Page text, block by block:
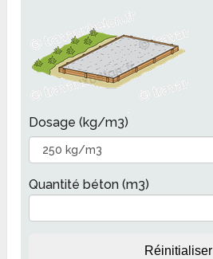
Dosage (kg/m3)
Quantité béton (m3)
Réinitialiser